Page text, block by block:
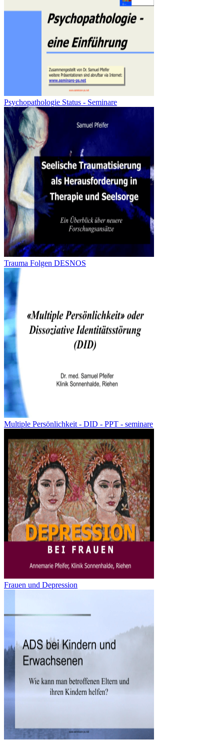
Psychopathologie Status - Seminare
Trauma Folgen DESNOS
Multiple Persönlichkeit - DID - PPT - seminare
Frauen und Depression